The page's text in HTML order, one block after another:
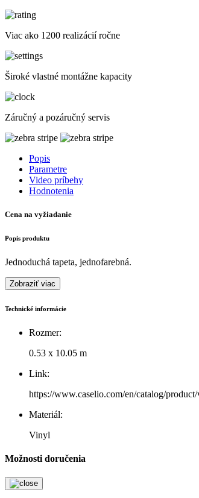
Viac ako 1200 realizácií ročne
Široké vlastné montážne kapacity
Záručný a pozáručný servis
Popis
Parametre
Video príbehy
Hodnotenia
Cena na vyžiadanie
Popis produktu
Jednoduchá tapeta, jednofarebná.
Zobraziť viac
Technické informácie
Rozmer:
0.53 x 10.05 m
Link:
https://www.caselio.com/en/catalog/
Materiál:
Vinyl
Možnosti doručenia